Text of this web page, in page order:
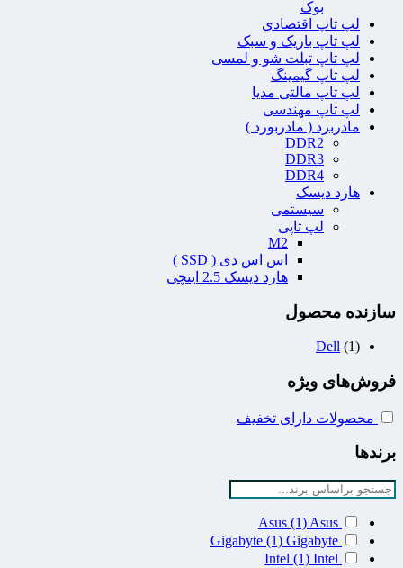
بوک
لپ تاپ اقتصادی
لپ تاپ باریک و سبک
لپ تاپ تبلت شو و لمسی
لپ تاپ گیمینگ
لپ تاپ مالتی مدیا
لپ تاپ مهندسی
مادربرد ( مادربورد )
DDR2
DDR3
DDR4
هارد دیسک
سیستمی
لپ تاپی
M2
اس اس دی ( SSD )
هارد دیسک 2.5 اینچی
سازنده محصول
Dell (1)
فروش‌های ویژه
محصولات دارای تخفیف
برندها
Asus (1) Asus
Gigabyte (1) Gigabyte
Intel (1) Intel